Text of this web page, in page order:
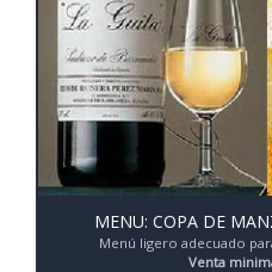
MENU: COPA DE
Menú ligero adecuado
Venta